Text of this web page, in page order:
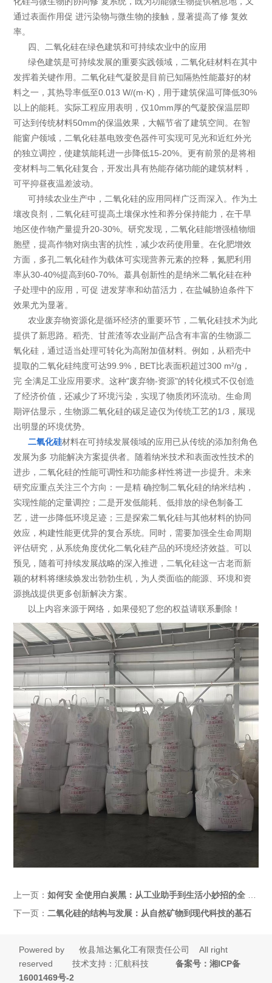
通过表面作用促 进污染物与微生物的接触，显著提高了修 复效
率。
四、二氧化硅在绿色建筑和可持续农业中的应用
绿色建筑是可持续发展的重要实践领域，二氧化硅材料在其中
发挥着关键作用。二氧化硅气凝胶是目前已知隔热性能蕞好的材
料之一，其热导率低至0.013 W/(m·K)，用于建筑保温可降低30%
以上的能耗。实际工程应用表明，仅10mm厚的气凝胶保温层即
可达到传统材料50mm的保温效果，大幅节省了建筑空间。在智
能窗户领域，二氧化硅基电致变色器件可实现可见光和近红外光
的独立调控，使建筑能耗进一步降低15-20%。更有前景的是将相
变材料与二氧化硅复合，开发出具有热能存储功能的建筑材料，
可平抑昼夜温差波动。
可持续农业生产中，二氧化硅的应用同样广泛而深入。作为土
壤改良剂，二氧化硅可提高土壤保水性和养分保持能力，在干旱
地区使作物产量提升20-30%。研究发现，二氧化硅能增强植物细
胞壁，提高作物对病虫害的抗性，减少农药使用量。在化肥增效
方面，多孔二氧化硅作为载体可实现营养元素的控释，氮肥利用
率从30-40%提高到60-70%。蕞具创新性的是纳米二氧化硅在种
子处理中的应用，可促 进发芽率和幼苗活力，在盐碱胁迫条件下
效果尤为显著。
农业废弃物资源化是循环经济的重要环节，二氧化硅技术为此
提供了新思路。稻壳、甘蔗渣等农业副产品含有丰富的生物源二
氧化硅，通过适当处理可转化为高附加值材料。例如，从稻壳中
提取的二氧化硅纯度可达99.9%，BET比表面积超过300 m²/g，
完 全满足工业应用要求。这种"废弃物-资源"的转化模式不仅创造
了经济价值，还减少了环境污染，实现了物质闭环流动。生命周
期评估显示，生物源二氧化硅的碳足迹仅为传统工艺的1/3，展现
出明显的环境优势。
二氧化硅材料在可持续发展领域的应用已从传统的添加剂角色
发展为多 功能解决方案提供者。随着纳米技术和表面改性技术的
进步，二氧化硅的性能可调性和功能多样性将进一步提升。未来
研究应重点关注三个方向：一是精 确控制二氧化硅的纳米结构，
实现性能的定量调控；二是开发低能耗、低排放的绿色制备工
艺，进一步降低环境足迹；三是探索二氧化硅与其他材料的协同
效应，构建性能更优异的复合系统。同时，需要加强全生命周期
评估研究，从系统角度优化二氧化硅产品的环境经济效益。可以
预见，随着可持续发展战略的深入推进，二氧化硅这一古老而新
颖的材料将继续焕发出勃勃生机，为人类面临的能源、环境和资
源挑战提供更多创新解决方案。
以上内容来源于网络，如果侵犯了您的权益请联系删除！
上一页：如何安 全使用白炭黑：从工业助手到生活小妙招的全 方位指南
下一页：二氧化硅的结构与发展：从自然矿物到现代科技的基石
Powered by攸县旭达氟化工有限责任公司
All right
reserved 技术支持：汇航科技备案号：湘ICP备
16001469号-2